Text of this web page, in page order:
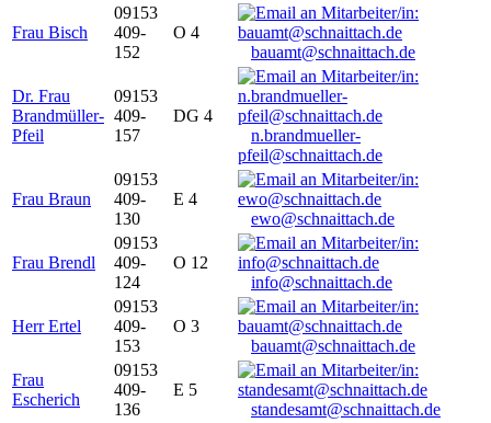
Frau Bisch
09153
409-
152
O 4
bauamt@schnaittach.de
Dr. Frau
Brandmüller-
Pfeil
09153
409-
157
DG 4
n.brandmueller-
pfeil@schnaittach.de
Frau Braun
09153
409-
130
E 4
ewo@schnaittach.de
Frau Brendl
09153
409-
124
O 12
info@schnaittach.de
Herr Ertel
09153
409-
153
O 3
bauamt@schnaittach.de
Frau
Escherich
09153
409-
136
E 5
standesamt@schnaittach.de